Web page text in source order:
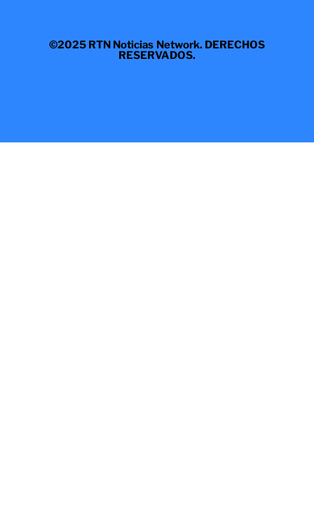
©2025 RTN Noticias Network. DERECHOS
RESERVADOS.